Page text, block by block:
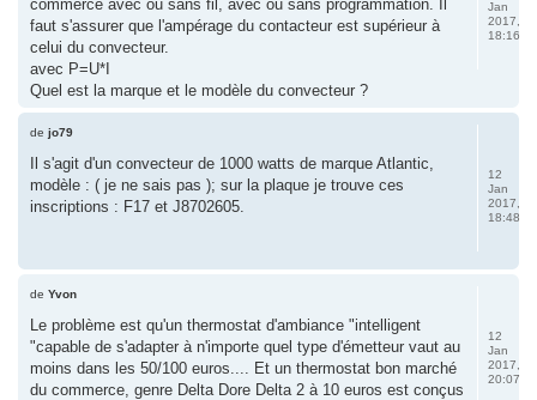
commerce avec ou sans fil, avec ou sans programmation. Il
faut s'assurer que l'ampérage du contacteur est supérieur à
celui du convecteur.
avec P=U*I
Quel est la marque et le modèle du convecteur ?
Jan
2017,
18:16
de jo79
Il s'agit d'un convecteur de 1000 watts de marque Atlantic,
modèle : ( je ne sais pas ); sur la plaque je trouve ces
inscriptions : F17 et J8702605.
12
Jan
2017,
18:48
de Yvon
Le problème est qu'un thermostat d'ambiance "intelligent
"capable de s'adapter à n'importe quel type d'émetteur vaut au
moins dans les 50/100 euros.... Et un thermostat bon marché
du commerce, genre Delta Dore Delta 2 à 10 euros est conçus
12
Jan
2017,
20:07